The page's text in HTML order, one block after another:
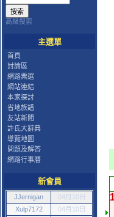
高級搜索
主選單
首頁
討論區
網路票選
網站連結
本家探討
省地族譜
友站新聞
許氏大辭典
導覽地圖
問題及解答
網路行事曆
新會員
JJernigan
04月10日
Xulp7172
04月10日